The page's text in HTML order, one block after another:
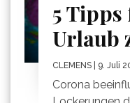
5
Urlaub
CLEMENS | 9. Juli
Corona